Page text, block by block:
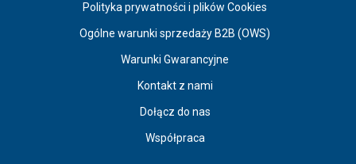
Polityka prywatności i plików Cookies
Ogólne warunki sprzedaży B2B (OWS)
Warunki Gwarancyjne
Kontakt z nami
Dołącz do nas
Współpraca